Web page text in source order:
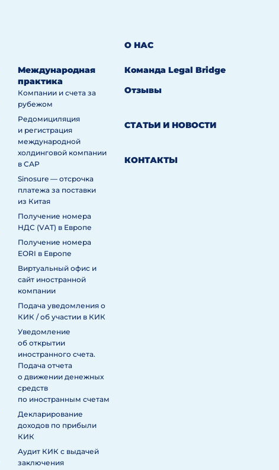
Международная
практика
Компании и счета за
рубежом
Редомициляция
и регистрация
международной
холдинговой компании
в САР
Sinosure — отсрочка
платежа за поставки
из Китая
Получение номера
НДС (VAT) в Европе
Получение номера
EORI в Европе
Виртуальный офис и
сайт иностранной
компании
Подача уведомления о
КИК / об участии в КИК
Уведомление
об открытии
иностранного счета.
Подача отчета
о движении денежных
средств
по иностранным счетам
Декларирование
доходов по прибыли
КИК
Аудит КИК с выдачей
заключения
О НАС
Команда Legal Bridge
Отзывы
СТАТЬИ И НОВОСТИ
КОНТАКТЫ